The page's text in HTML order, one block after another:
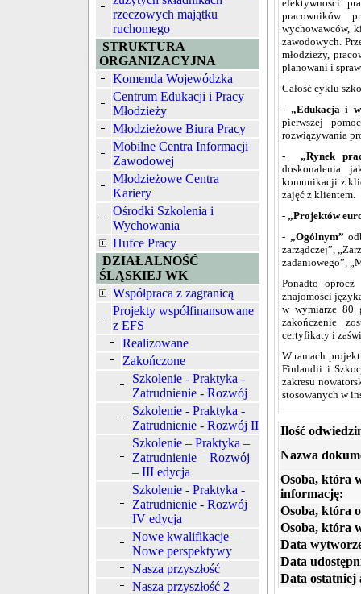
rzeczowych majątku
ruchomego
STRUKTURA
ORGANIZACYJNA
Komenda Wojewódzka
Centrum Edukacji i Pracy
Młodzieży
Młodzieżowe Biura Pracy
Mobilne Centra Informacji
Zawodowej
Młodzieżowe Centra
Kariery
Ośrodki Szkolenia i
Wychowania
Hufce Pracy
DZIAŁALNOŚĆ
ŚLĄSKIEJ WK
Współpraca z zagranicą
Projekty współfinansowane
z EFS
Realizowane
Zakończone
Szkolenie - Praktyka -
Zatrudnienie - Rozwój
Szkolenie - Praktyka -
Zatrudnienie - Rozwój II
Szkolenie – Praktyka –
Zatrudnienie – Rozwój
– III edycja
Szkolenie - Praktyka -
Zatrudnienie - Rozwój
IV edycja
Nowe kwalifikacje –
Nowe perspektywy
Nasza przyszłość
Nasza przyszłość 2
efektywności
pracowników
wychowawców,
zawodowych.
młodzieży,
planowani i
Całość cyklu
- „Edukacja i
pierwszej
rozwiązywania
- „Rynek
doskonalenia
komunikacji z
zajęć z klientem.
- „Projektów
- „Ogólnym”
zarządczej”,
zadaniowego”,
Ponadto oprócz
znajomości
w wymiarze 80
zakończenie
certyfikaty i
W ramach
Finlandii i
zakresu
stosowanych w
Ilość
Nazwa
Osoba, która
informację:
Osoba, która
Osoba, która
Data
Data
Data